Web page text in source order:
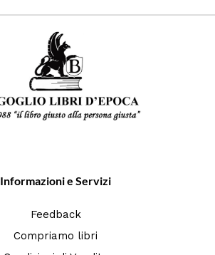
Informazioni e Servizi
Feedback
Compriamo libri